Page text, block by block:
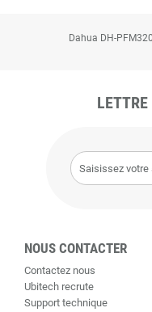
Dahua DH-
NOUS CONTACTER
Contactez nous
Ubitech recrute
Support technique